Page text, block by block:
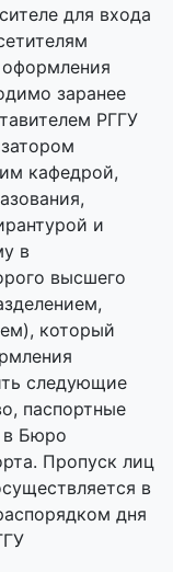
для входа
заранее
РГГУ
кафедрой,
и
в
высшего
который
следующие
паспортные
в Бюро
Пропуск лиц
в
дня